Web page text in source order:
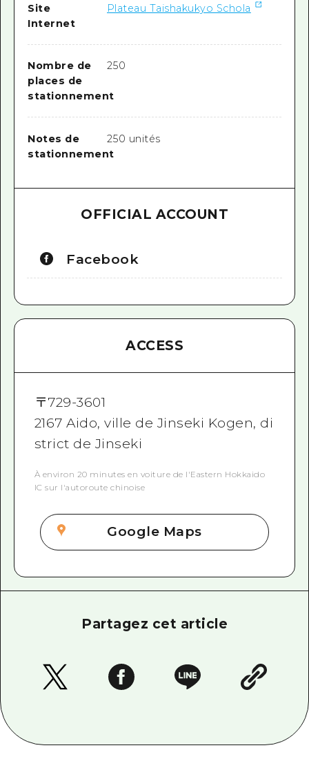
Site
Internet
Plateau Taishakukyo Schola
Nombre de
places de
stationnement
250
Notes de
stationnement
250 unités
OFFICIAL ACCOUNT
Facebook
ACCESS
〒729-3601
2167 Aido, ville de Jinseki Kogen, di
strict de Jinseki
À environ 20 minutes en voiture de l'Eastern Hokkaido
IC sur l'autoroute chinoise
Google Maps
Partagez cet article